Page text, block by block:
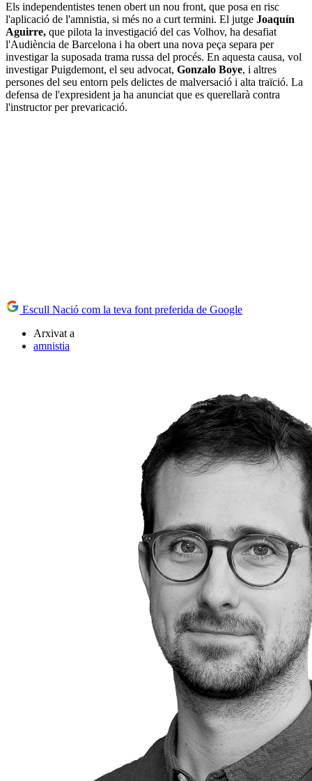
Els independentistes tenen obert un nou front, que posa en risc
l'aplicació de l'amnistia, si més no a curt termini. El jutge Joaquín
Aguirre, que pilota la investigació del cas Volhov, ha desafiat
l'Audiència de Barcelona i ha obert una nova peça separa per
investigar la suposada trama russa del procés. En aquesta causa, vol
investigar Puigdemont, el seu advocat, Gonzalo Boye, i altres
persones del seu entorn pels delictes de malversació i alta traïció. La
defensa de l'expresident ja ha anunciat que es querellarà contra
l'instructor per prevaricació.
Escull Nació com la teva font preferida de Google
Arxivat a
amnistia